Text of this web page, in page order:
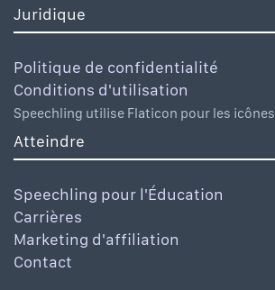
Juridique
Politique de confidentialité
Conditions d'utilisation
Speechling utilise Flaticon pour les icônes
Atteindre
Speechling pour l'Éducation
Carrières
Marketing d'affiliation
Contact